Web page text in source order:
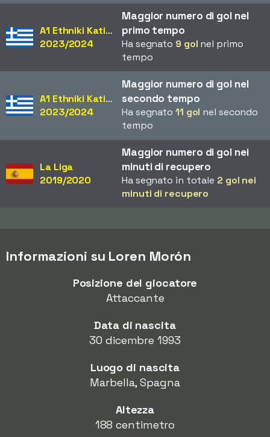
A1 Ethniki Katigoria
2023/2024
Maggior numero di gol nel
primo tempo
Ha segnato 9 gol nel primo
tempo
A1 Ethniki Katigoria
2023/2024
Maggior numero di gol nel
secondo tempo
Ha segnato 11 gol nel secondo
tempo
La Liga
2019/2020
Maggior numero di gol nei
minuti di recupero
Ha segnato in totale 2 gol nei
minuti di recupero
Informazioni su Loren Morón
Posizione del giocatore
Attaccante
Data di nascita
30 dicembre 1993
Luogo di nascita
Marbella, Spagna
Altezza
188 centimetro